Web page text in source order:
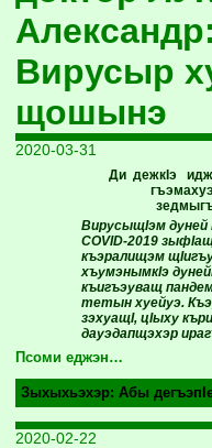
Вирусыр
щошынэ
2020-03-31
Ди дежкIэ
ВирусыщIэм дуней
COVID-2019
къэралищэм
хъумэнымкIэ
къигъэуващ
тетын хуейуэ.
зэхуащI, цIыху
дауэдапщэхэр
Псоми еджэн…
Зыхыхьэхэр: Абы
2020-02-22